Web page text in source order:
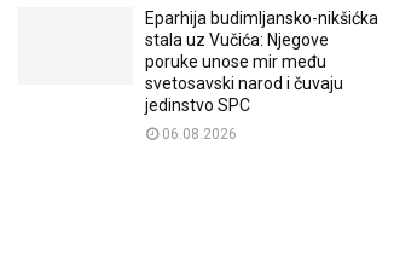
Eparhija budimljansko-nikšićka
stala uz Vučića: Njegove
poruke unose mir među
svetosavski narod i čuvaju
jedinstvo SPC
06.08.2026